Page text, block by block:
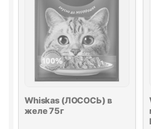
Whiskas (ЛОСОСЬ) в
желе 75г